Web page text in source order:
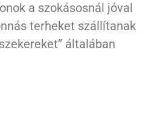
a szokásosnál jóval
terheket szállítanak
általában